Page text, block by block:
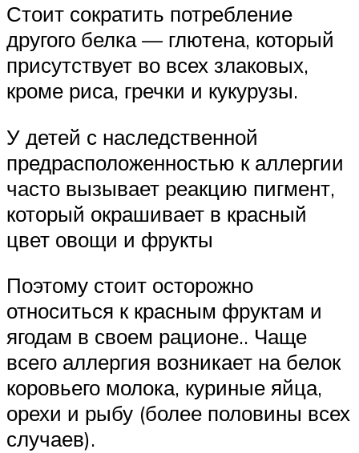
Стоит сократить потребление
другого белка — глютена, который
присутствует во всех злаковых,
кроме риса, гречки и кукурузы.
У детей с наследственной
предрасположенностью к аллергии
часто вызывает реакцию пигмент,
который окрашивает в красный
цвет овощи и фрукты
Поэтому стоит осторожно
относиться к красным фруктам и
ягодам в своем рационе.. Чаще
всего аллергия возникает на белок
коровьего молока, куриные яйца,
орехи и рыбу (более половины всех
случаев).